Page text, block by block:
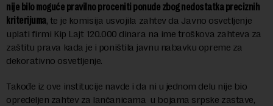
nije bilo moguće pravilno proceniti ponude zbog nedostatka preciznih
kriterijuma, te je komisija usvojila zahtev da Javno osvetljenje
uplati firmi Kip Lajt 120.000 dinara na ime troškova zahteva za
zaštitu prava kada je i poništila javnu nabavku opreme za
dekorativno osvetljenje.
Takođe iz ove institucije navde i da ni u jednom delu nije bio
opredeljen zahtev za lančanicama u bojama srpske zastave,